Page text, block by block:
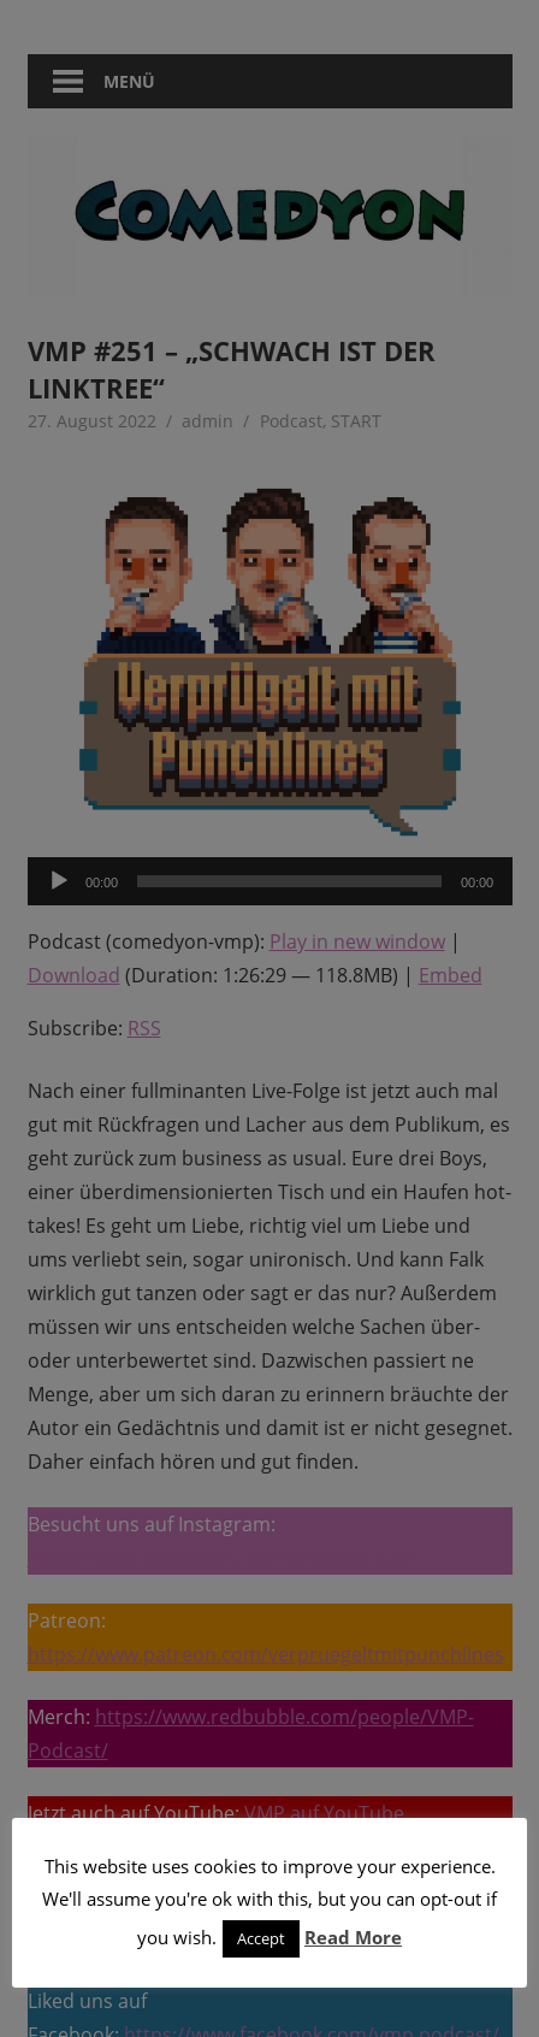
springen
Comedyon
Berlin
MENÜ
VMP #251 – „SCHWACH IST DER
LINKTREE“
27. August 2022 admin Podcast, START
Audio-
Player
00:00 00:00
Podcast (comedyon-vmp): Play in new window|
Download (Duration: 1:26:29 — 118.8MB) | Embed
Subscribe: RSS
Nach einer fullminanten Live-Folge ist jetzt auch mal
gut mit Rückfragen und Lacher aus dem Publikum, es
geht zurück zum business as usual. Eure drei Boys,
einer überdimensionierten Tisch und ein Haufen hot-
takes! Es geht um Liebe, richtig viel um Liebe und
ums verliebt sein, sogar unironisch. Und kann Falk
wirklich gut tanzen oder sagt er das nur? Außerdem
müssen wir uns entscheiden welche Sachen über-
oder unterbewertet sind. Dazwischen passiert ne
Menge, aber um sich daran zu erinnern bräuchte der
Autor ein Gedächtnis und damit ist er nicht gesegnet.
Daher einfach hören und gut finden.
Besucht uns auf Instagram:
Patreon:
https://www.patreon.com/verpruegeltmitpunchlines
Merch: https://www.redbubble.com/people/VMP-
Podcast/
Jetzt auch auf YouTube:VMP auf YouTube
Folgt uns auf Spotify:VMP auf Spotify
Abonniert uns auf iTunes:VMP auf iTunes
Liked uns auf
This website uses cookies to improve your experience.
We'll assume you're ok with this, but you can opt-out if
you wish.
Accept Read More